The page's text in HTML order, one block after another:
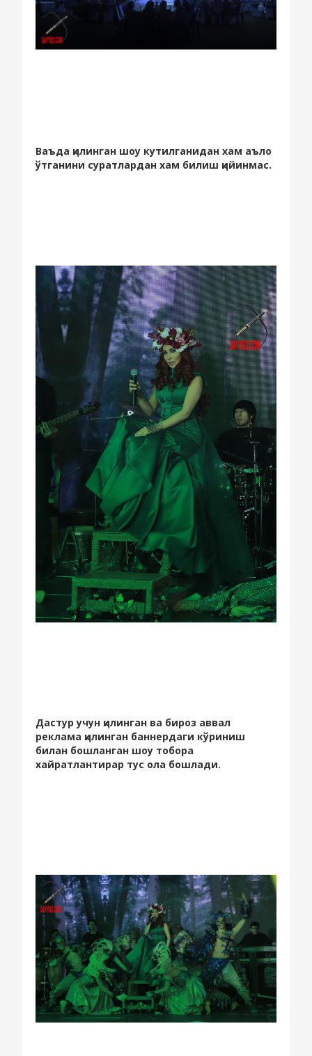
Ваъда қилинган шоу кутилганидан хам аъло
ўтганини суратлардан хам билиш қийинмас.
Дастур учун қилинган ва бироз аввал
реклама қилинган баннердаги кўриниш
билан бошланган шоу тобора
хайратлантирар тус ола бошлади.